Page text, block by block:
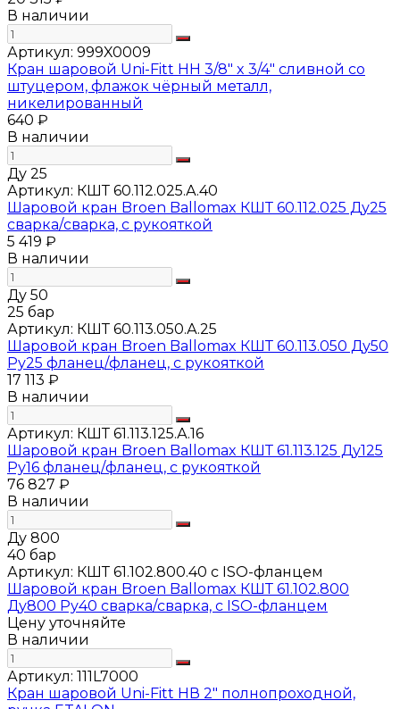
В наличии
Артикул: 999X0009
Кран шаровой Uni-Fitt НН 3/8" x 3/4" сливной со
штуцером, флажок чёрный металл,
никелированный
640 ₽
В наличии
Ду 25
Артикул: КШТ 60.112.025.А.40
Шаровой кран Broen Ballomax КШТ 60.112.025 Ду25
сварка/сварка, с рукояткой
5 419 ₽
В наличии
Ду 50
25 бар
Артикул: КШТ 60.113.050.А.25
Шаровой кран Broen Ballomax КШТ 60.113.050 Ду50
Ру25 фланец/фланец, с рукояткой
17 113 ₽
В наличии
Артикул: КШТ 61.113.125.А.16
Шаровой кран Broen Ballomax КШТ 61.113.125 Ду125
Ру16 фланец/фланец, с рукояткой
76 827 ₽
В наличии
Ду 800
40 бар
Артикул: КШТ 61.102.800.40 с ISO-фланцем
Шаровой кран Broen Ballomax КШТ 61.102.800
Ду800 Ру40 сварка/сварка, с ISO-фланцем
Цену уточняйте
В наличии
Артикул: 111L7000
Кран шаровой Uni-Fitt НВ 2" полнопроходной,